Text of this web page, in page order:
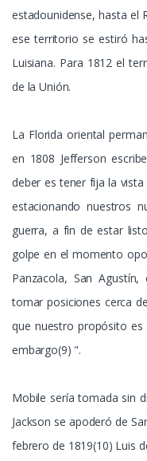
estadounidense, hasta el
ese territorio se estiró
Luisiana. Para 1812 el
de la Unión.
La Florida oriental
en 1808 Jefferson
deber es tener fija la
estacionando nuestros
guerra, a fin de estar
golpe en el momento
Panzacola, San
tomar posiciones cerca
que nuestro propósito
embargo(9) ".
Mobile sería tomada sin
Jackson se apoderó de
febrero de 1819(10) Luis